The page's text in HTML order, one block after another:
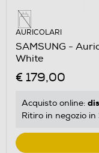
AURICOLARI
SAMSUNG -
White
€ 179,00
Acquisto online:
Ritiro in negozio